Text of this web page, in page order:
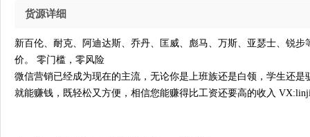
货源详细
新百伦、耐克、阿迪达斯、乔丹、匡威、彪马、万斯、亚瑟士、锐
价。 零门槛，零风险
微信营销已经成为现在的主流，无论你是上班族还是白领，学生还
就能赚钱，既轻松又方便，相信您能赚得比工资还要高的收入